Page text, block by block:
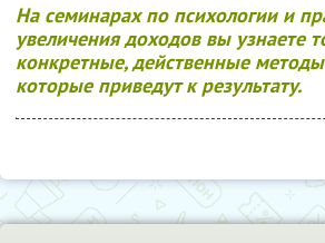
На семинарах по психологии и
увеличения доходов вы узнаете
конкретные, действенные
которые приведут к результату.